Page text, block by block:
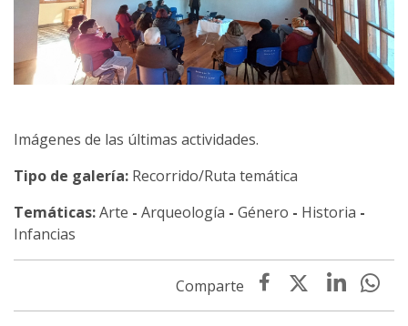
Imágenes de las últimas actividades.
Tipo de galería: Recorrido/Ruta temática
Temáticas:Arte - Arqueología - Género - Historia -
Infancias